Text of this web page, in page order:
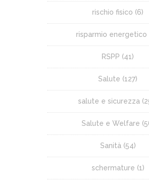
rischio fisico (6)
risparmio energetico
RSPP (41)
Salute (127)
salute e sicurezza
Salute e Welfare
Sanità (54)
schermature (1)